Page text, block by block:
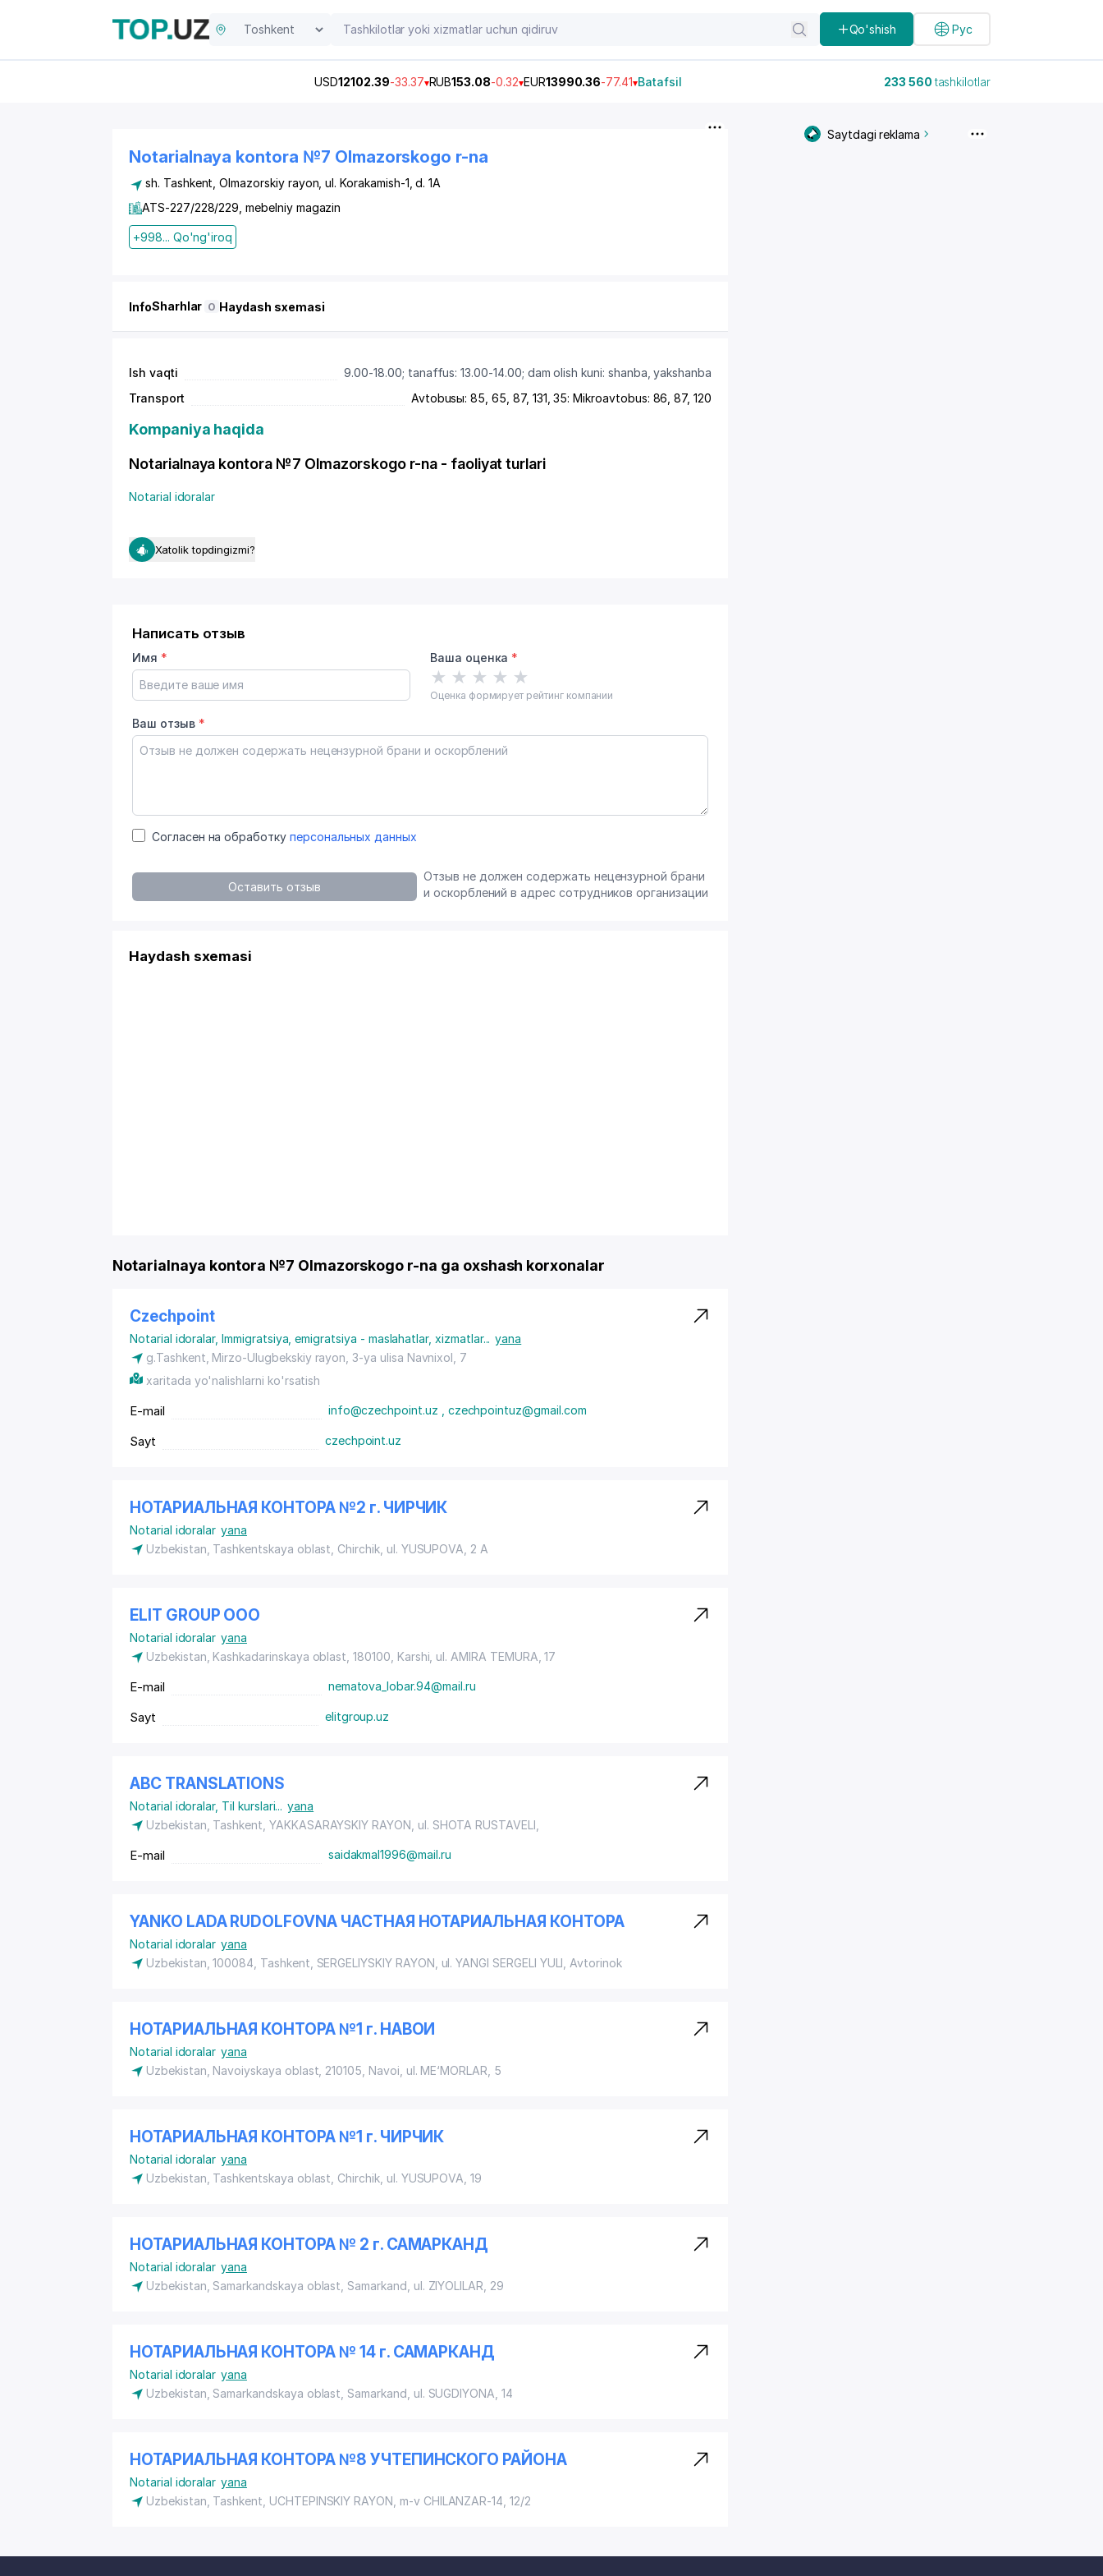
Qo'shish Рус
USD12102.39-33.37 RUB153.08-0.32 EUR13990.36-77.41 Batafsil 233 560tashkilotlar
Notarialnaya kontora №7 Olmazorskogo r-na
sh. Tashkent,Olmazorskiy rayon ,ul. Korakamish-1 , d. 1A
ATS-227/228/229, mebelniy magazin
+998... Qo'ng'iroq
InfoSharhlar 0 Haydash sxemasi
Ish vaqti
9.00-18.00; tanaffus: 13.00-14.00; dam olish kuni: shanba, yakshanba
Transport
Avtobusы: 85, 65, 87, 131, 35: Mikroavtobus: 86, 87, 120
Kompaniya haqida
Notarialnaya kontora №7 Olmazorskogo r-na - faoliyat turlari
Notarial idoralar
Xatolik topdingizmi?
Написать отзыв
Имя * Ваша оценка *
★ ★ ★ ★ ★
Оценка формирует рейтинг компании
Ваш отзыв *
Согласен на обработку персональных данных
Оставить отзыв
Отзыв не должен содержать нецензурной брани
и оскорблений в адрес сотрудников организации
Haydash sxemasi
Notarialnaya kontora №7 Olmazorskogo r-na ga oxshash korxonalar
Czechpoint
Notarial idoralar,Immigratsiya, emigratsiya - maslahatlar, xizmatlar... yana
g.Tashkent, Mirzo-Ulugbekskiy rayon , 3-ya ulisa Navnixol, 7
xaritada yo'nalishlarni ko'rsatish
E-mail info@czechpoint.uz , czechpointuz@gmail.com
Sayt czechpoint.uz
НОТАРИАЛЬНАЯ КОНТОРА №2 г. ЧИРЧИК
Notarial idoralar yana
Uzbekistan, Tashkentskaya oblast, Chirchik, ul. YUSUPOVA, 2 A
ELIT GROUP ООО
Notarial idoralar yana
Uzbekistan, Kashkadarinskaya oblast, 180100, Karshi, ul. AMIRA TEMURA , 17
E-mail nematova_lobar.94@mail.ru
Sayt elitgroup.uz
ABC TRANSLATIONS
Notarial idoralar, Til kurslari... yana
Uzbekistan, Tashkent YAKKASARAYSKIY RAYON , ul. SHOTA RUSTAVELI,
E-mail saidakmal1996@mail.ru
YANKO LADA RUDOLFOVNA ЧАСТНАЯ НОТАРИАЛЬНАЯ КОНТОРА
Notarial idoralar yana
Uzbekistan, 100084, Tashkent, SERGELIYSKIY RAYON , ul. YANGI SERGELI YULI, Avtorinok
НОТАРИАЛЬНАЯ КОНТОРА №1 г. НАВОИ
Notarial idoralar yana
Uzbekistan, Navoiyskaya oblast, 210105, Navoi, ul. ME‘MORLAR, 5
НОТАРИАЛЬНАЯ КОНТОРА №1 г. ЧИРЧИК
Notarial idoralar yana
Uzbekistan, Tashkentskaya oblast, Chirchik, ul. YUSUPOVA, 19
НОТАРИАЛЬНАЯ КОНТОРА № 2 г. САМАРКАНД
Notarial idoralar yana
Uzbekistan, Samarkandskaya oblast, Samarkand, ul. ZIYOLILAR , 29
НОТАРИАЛЬНАЯ КОНТОРА № 14 г. САМАРКАНД
Notarial idoralar yana
Uzbekistan, Samarkandskaya oblast, Samarkand, ul. SUGDIYONA , 14
НОТАРИАЛЬНАЯ КОНТОРА №8 УЧТЕПИНСКОГО РАЙОНА
Notarial idoralar yana
Uzbekistan, Tashkent, UCHTEPINSKIY RAYON , m-v CHILANZAR-14, 12/2
Saytdagi reklama